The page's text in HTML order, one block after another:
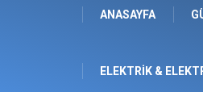
ANASAYFA
ELEKTRIK &